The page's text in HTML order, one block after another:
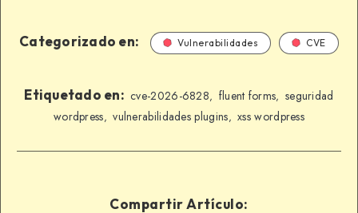
Categorizado en: Vulnerabilidades CVE
Etiquetado en: cve-2026-6828, fluent forms, seguridad
wordpress, vulnerabilidades plugins, xss wordpress
Compartir Artículo: